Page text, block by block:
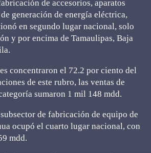
de accesorios, aparatos
generación de energía eléctrica,
en segundo lugar nacional, solo
y por encima de Tamaulipas, Baja
concentraron el 72.2 por ciento del
de este rubro, las ventas de
sumaron 1 mil 148 mdd.
de fabricación de equipo de
ocupó el cuarto lugar nacional, con
mdd.